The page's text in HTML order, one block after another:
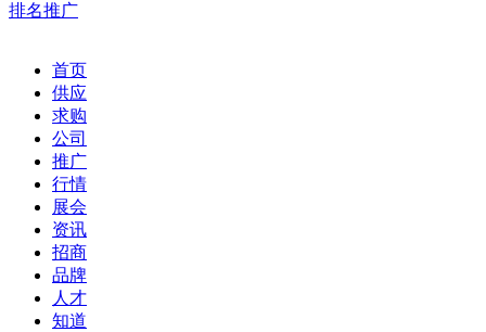
排名推广
首页
供应
求购
公司
推广
行情
展会
资讯
招商
品牌
人才
知道